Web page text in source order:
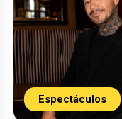
Espectáculos